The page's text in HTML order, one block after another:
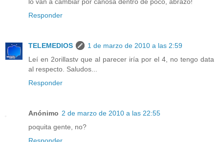
lo van a cambiar por canosa dentro de poco, abrazo!
Responder
TELEMEDIOS
1 de marzo de 2010 a las 2:59
Leí en 2orillastv que al parecer iría por el 4, no tengo data
al respecto. Saludos...
Responder
Anónimo 2 de marzo de 2010 a las 22:55
poquita gente, no?